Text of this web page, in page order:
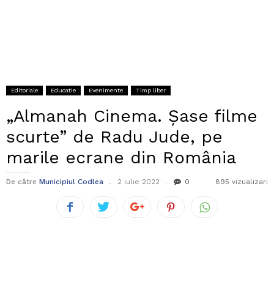
Editoriale Educatie Evenimente Timp liber
„Almanah Cinema. Șase filme
scurte” de Radu Jude, pe
marile ecrane din România
De către Municipiul Codlea 2 iulie 2022 0 895 vizualizari